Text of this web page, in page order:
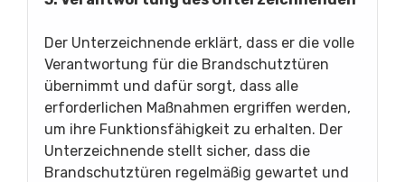
Der Unterzeichnende erklärt, dass er die volle
Verantwortung für die Brandschutztüren
übernimmt und dafür sorgt, dass alle
erforderlichen Maßnahmen ergriffen werden,
um ihre Funktionsfähigkeit zu erhalten. Der
Unterzeichnende stellt sicher, dass die
Brandschutztüren regelmäßig gewartet und